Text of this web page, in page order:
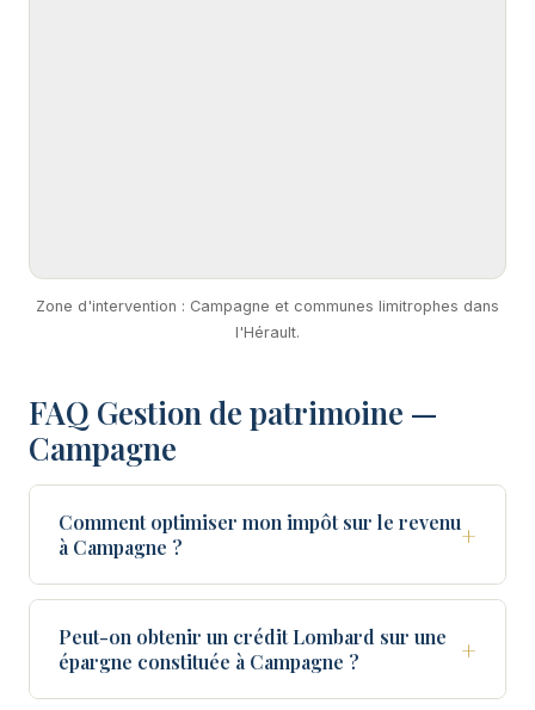
Zone d'intervention : Campagne et communes limitrophes dans
l'Hérault.
FAQ Gestion de patrimoine —
Campagne
Comment optimiser mon impôt sur le revenu
à Campagne ?
+
Peut-on obtenir un crédit Lombard sur une
épargne constituée à Campagne ?
+